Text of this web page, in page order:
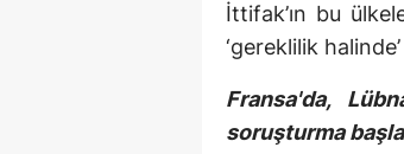
İttifak’ın bu
‘gereklilik
Fransa'da,
soruşturma